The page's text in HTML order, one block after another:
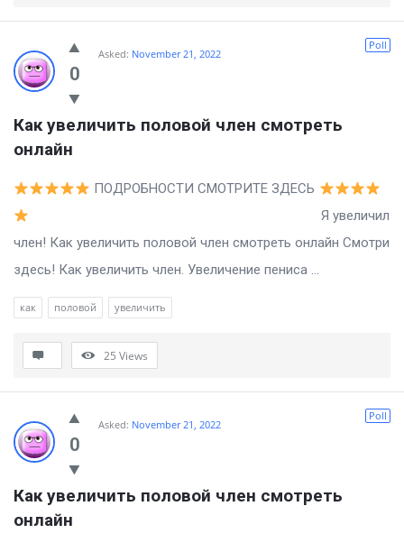
0
Poll
Asked: November 21, 2022
Как увеличить половой член смотреть
онлайн
ПОДРОБНОСТИ СМОТРИТЕ ЗДЕСЬ
Я увеличил
член! Как увеличить половой член смотреть онлайн Смотри
здесь! Как увеличить член. Увеличение пениса ...
как половой увеличить
25 Views
0
Poll
Asked: November 21, 2022
Как увеличить половой член смотреть
онлайн